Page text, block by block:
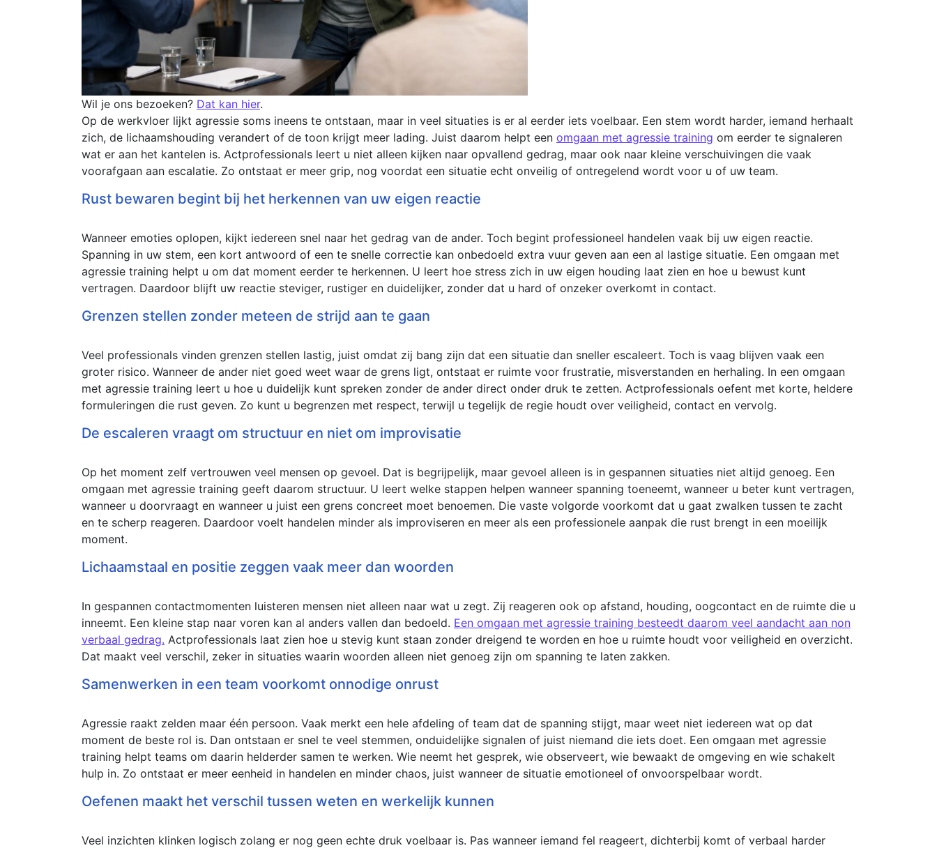
Wil je ons bezoeken? Dat kan hier.
Op de werkvloer lijkt agressie soms ineens te ontstaan, maar in veel situaties is er al eerder iets voelbaar. Een stem wordt harder, iemand herhaalt
zich, de lichaamshouding verandert of de toon krijgt meer lading. Juist daarom helpt een omgaan met agressie training om eerder te signaleren
wat er aan het kantelen is. Actprofessionals leert u niet alleen kijken naar opvallend gedrag, maar ook naar kleine verschuivingen die vaak
voorafgaan aan escalatie. Zo ontstaat er meer grip, nog voordat een situatie echt onveilig of ontregelend wordt voor u of uw team.
Rust bewaren begint bij het herkennen van uw eigen reactie
Wanneer emoties oplopen, kijkt iedereen snel naar het gedrag van de ander. Toch begint professioneel handelen vaak bij uw eigen reactie.
Spanning in uw stem, een kort antwoord of een te snelle correctie kan onbedoeld extra vuur geven aan een al lastige situatie. Een omgaan met
agressie training helpt u om dat moment eerder te herkennen. U leert hoe stress zich in uw eigen houding laat zien en hoe u bewust kunt
vertragen. Daardoor blijft uw reactie steviger, rustiger en duidelijker, zonder dat u hard of onzeker overkomt in contact.
Grenzen stellen zonder meteen de strijd aan te gaan
Veel professionals vinden grenzen stellen lastig, juist omdat zij bang zijn dat een situatie dan sneller escaleert. Toch is vaag blijven vaak een
groter risico. Wanneer de ander niet goed weet waar de grens ligt, ontstaat er ruimte voor frustratie, misverstanden en herhaling. In een omgaan
met agressie training leert u hoe u duidelijk kunt spreken zonder de ander direct onder druk te zetten. Actprofessionals oefent met korte, heldere
formuleringen die rust geven. Zo kunt u begrenzen met respect, terwijl u tegelijk de regie houdt over veiligheid, contact en vervolg.
De escaleren vraagt om structuur en niet om improvisatie
Op het moment zelf vertrouwen veel mensen op gevoel. Dat is begrijpelijk, maar gevoel alleen is in gespannen situaties niet altijd genoeg. Een
omgaan met agressie training geeft daarom structuur. U leert welke stappen helpen wanneer spanning toeneemt, wanneer u beter kunt vertragen,
wanneer u doorvraagt en wanneer u juist een grens concreet moet benoemen. Die vaste volgorde voorkomt dat u gaat zwalken tussen te zacht
en te scherp reageren. Daardoor voelt handelen minder als improviseren en meer als een professionele aanpak die rust brengt in een moeilijk
moment.
Lichaamstaal en positie zeggen vaak meer dan woorden
In gespannen contactmomenten luisteren mensen niet alleen naar wat u zegt. Zij reageren ook op afstand, houding, oogcontact en de ruimte die u
inneemt. Een kleine stap naar voren kan al anders vallen dan bedoeld. Een omgaan met agressie training besteedt daarom veel aandacht aan non
verbaal gedrag. Actprofessionals laat zien hoe u stevig kunt staan zonder dreigend te worden en hoe u ruimte houdt voor veiligheid en overzicht.
Dat maakt veel verschil, zeker in situaties waarin woorden alleen niet genoeg zijn om spanning te laten zakken.
Samenwerken in een team voorkomt onnodige onrust
Agressie raakt zelden maar één persoon. Vaak merkt een hele afdeling of team dat de spanning stijgt, maar weet niet iedereen wat op dat
moment de beste rol is. Dan ontstaan er snel te veel stemmen, onduidelijke signalen of juist niemand die iets doet. Een omgaan met agressie
training helpt teams om daarin helderder samen te werken. Wie neemt het gesprek, wie observeert, wie bewaakt de omgeving en wie schakelt
hulp in. Zo ontstaat er meer eenheid in handelen en minder chaos, juist wanneer de situatie emotioneel of onvoorspelbaar wordt.
Oefenen maakt het verschil tussen weten en werkelijk kunnen
Veel inzichten klinken logisch zolang er nog geen echte druk voelbaar is. Pas wanneer iemand fel reageert, dichterbij komt of verbaal harder